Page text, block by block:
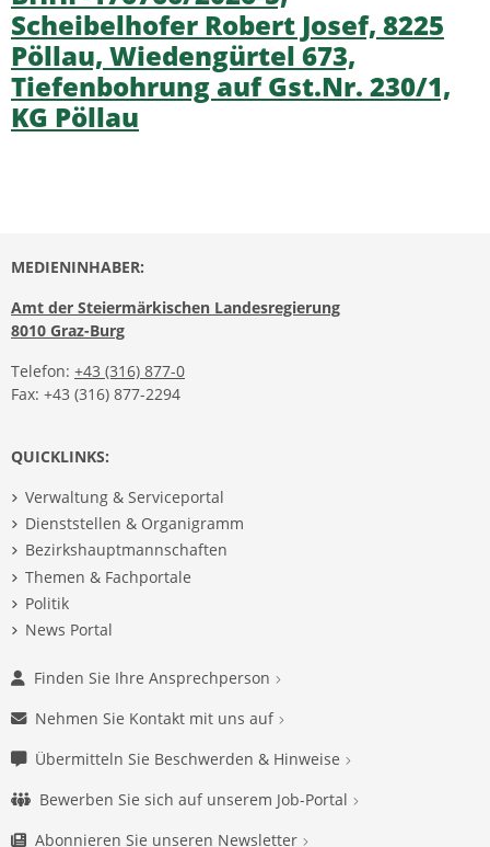
Scheibelhofer Robert Josef, 8225
Pöllau, Wiedengürtel 673,
Tiefenbohrung auf Gst.Nr. 230/1,
KG Pöllau
MEDIENINHABER:
Amt der Steiermärkischen Landesregierung
8010 Graz-Burg
Telefon: +43 (316) 877-0
Fax: +43 (316) 877-2294
QUICKLINKS:
Verwaltung & Serviceportal
Dienststellen & Organigramm
Bezirkshauptmannschaften
Themen & Fachportale
Politik
News Portal
Finden Sie Ihre Ansprechperson
Nehmen Sie Kontakt mit uns auf
Übermitteln Sie Beschwerden & Hinweise
Bewerben Sie sich auf unserem Job-Portal
Abonnieren Sie unseren Newsletter